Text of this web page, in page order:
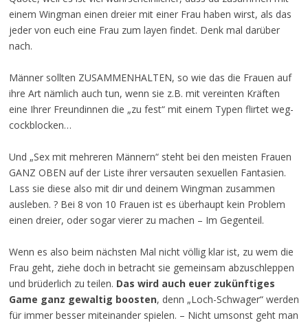
einem Wingman einen dreier mit einer Frau haben wirst, als das
jeder von euch eine Frau zum layen findet. Denk mal darüber
nach.
Männer sollten ZUSAMMENHALTEN, so wie das die Frauen auf
ihre Art nämlich auch tun, wenn sie z.B. mit vereinten Kräften
eine Ihrer Freundinnen die „zu fest“ mit einem Typen flirtet weg-
cockblocken…
Und „Sex mit mehreren Männern“ steht bei den meisten Frauen
GANZ OBEN auf der Liste ihrer versauten sexuellen Fantasien.
Lass sie diese also mit dir und deinem Wingman zusammen
ausleben. ? Bei 8 von 10 Frauen ist es überhaupt kein Problem
einen dreier, oder sogar vierer zu machen – Im Gegenteil.
Wenn es also beim nächsten Mal nicht völlig klar ist, zu wem die
Frau geht, ziehe doch in betracht sie gemeinsam abzuschleppen
und brüderlich zu teilen. Das wird auch euer zukünftiges
Game ganz gewaltig boosten, denn „Loch-Schwager“ werden
für immer besser miteinander spielen. – Nicht umsonst geht man